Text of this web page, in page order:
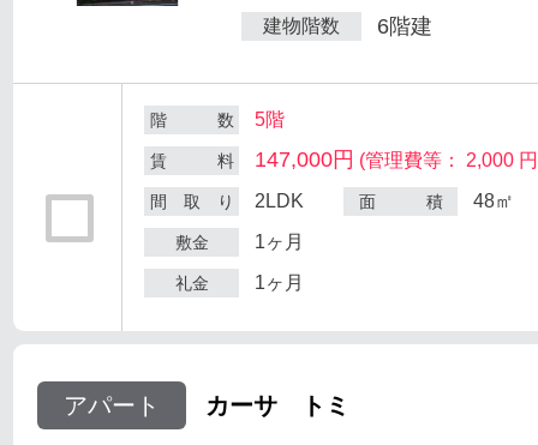
建物階数 6階建
階 数 5階
賃 料 147,000円 (管理費等： 2,000
間 取 り 2LDK 面 積 48㎡
敷金 1ヶ月
礼金 1ヶ月
アパート カーサ トミ